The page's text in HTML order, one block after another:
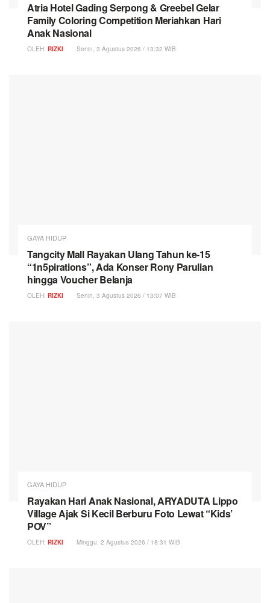
Atria Hotel Gading Serpong & Greebel Gelar
Family Coloring Competition Meriahkan Hari
Anak Nasional
OLEH: RIZKI Senin, 3 Agustus 2026 / 13:32 WIB
GAYA HIDUP
Tangcity Mall Rayakan Ulang Tahun ke-15
“1n5pirations”, Ada Konser Rony Parulian
hingga Voucher Belanja
OLEH: RIZKI Senin, 3 Agustus 2026 / 13:07 WIB
GAYA HIDUP
Rayakan Hari Anak Nasional, ARYADUTA Lippo
Village Ajak Si Kecil Berburu Foto Lewat “Kids’
POV”
OLEH: RIZKI Minggu, 2 Agustus 2026 / 18:31 WIB